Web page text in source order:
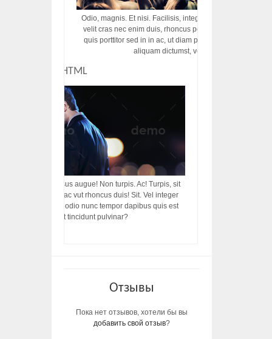
Odio, magnis. Et nisi. Facilisis, integer! Risus augue! Non
velit cras nec enim duis, rhoncus porttitor ac vut rhoncus
quis porttitor sed in in ac, ut diam porttitor odio nunc
aliquam dictumst, vel amet tincidunt
CUSTOM HTML
integer! Risus augue! Non turpis. Ac! Turpis, sit
rhoncus porttitor ac vut rhoncus duis! Sit. Vel integer
ut diam porttitor odio nunc tempor dapibus quis est
dictumst, vel amet tincidunt pulvinar?
Отзывы
Пока нет отзывов, хотели бы вы
добавить свой отзыв?